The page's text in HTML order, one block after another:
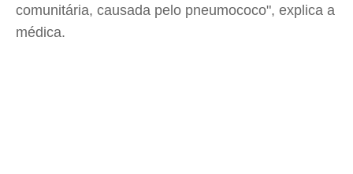
comunitária, causada pelo pneumococo", explica a
médica.